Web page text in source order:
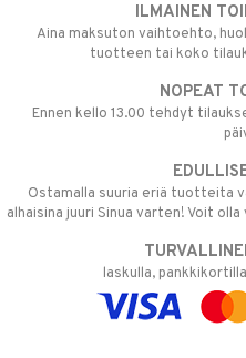
ILMAINEN
Aina maksuton vaihtoehto,
tuotteen tai koko
NOPEAT
Ennen kello 13.00 tehdyt
Ostamalla suuria eriä tuotteita
alhaisina juuri Sinua varten! Voit
laskulla,